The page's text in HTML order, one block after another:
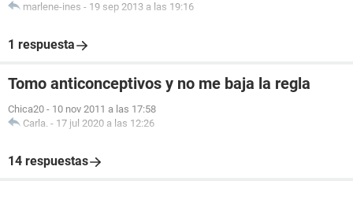
marlene-ines - 19 sep 2013 a las 19:16
1 respuesta
Tomo anticonceptivos y no me baja la regla
Chica20 - 10 nov 2011 a las 17:58
Carla. - 17 jul 2020 a las 12:26
14 respuestas